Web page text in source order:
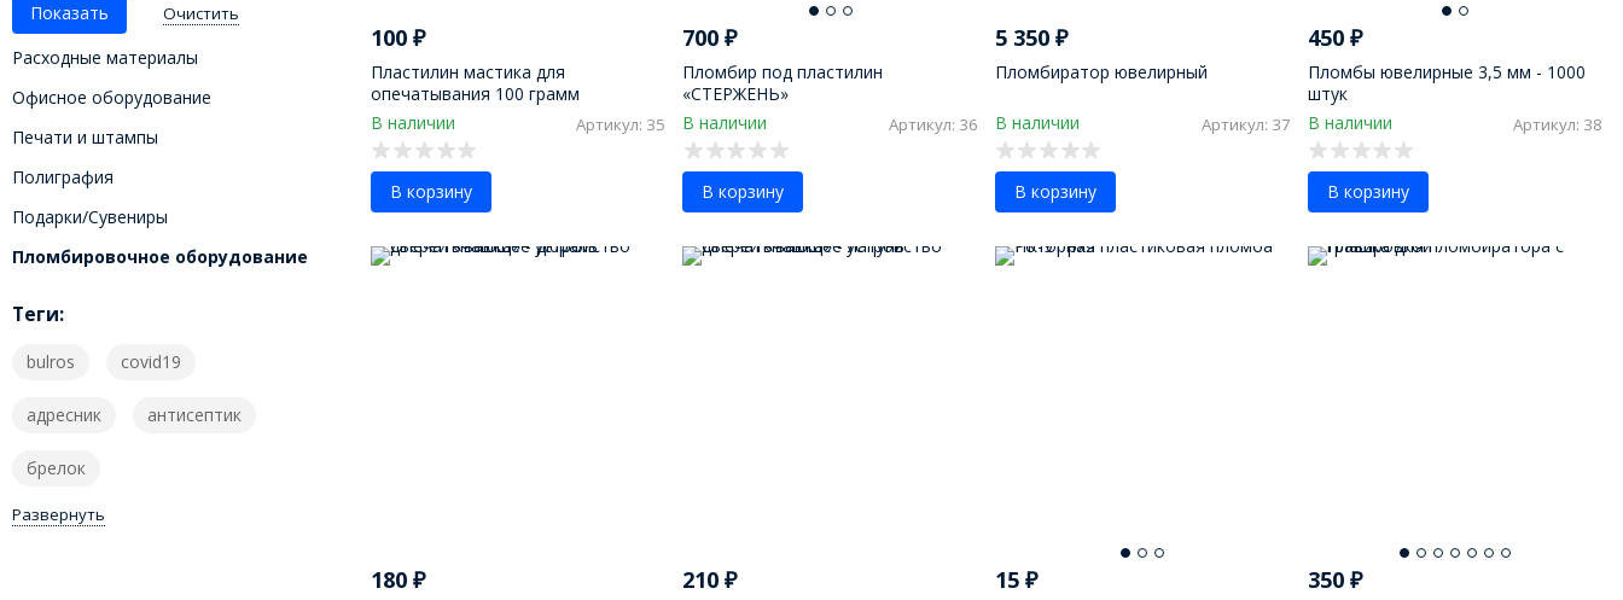
Очистить
Расходные материалы
Офисное оборудование
Печати и штампы
Полиграфия
Подарки/Сувениры
Пломбировочное оборудование
Теги:
bulros covid19
адресник антисептик
брелок
Развернуть
100 ₽
Пластилин мастика для
опечатывания 100 грамм
В наличии
Артикул: 35
В корзину
700₽
Пломбир под пластилин
«СТЕРЖЕНЬ»
В наличии
Артикул: 36
В корзину
5 350 ₽
Пломбиратор ювелирный
В наличии Артикул: 37
В корзину
450 ₽
Пломбы ювелирные 3,5 мм - 1000
штук
В наличии
Артикул: 38
В корзину
180 ₽ 210₽ 15 ₽ 350 ₽